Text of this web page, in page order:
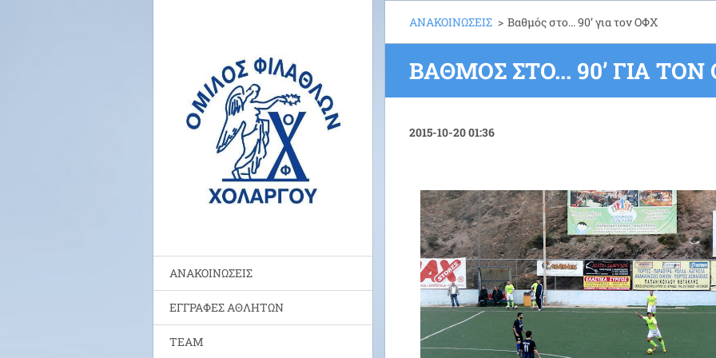
ΑΝΑΚΟΙΝΩΣΕΙΣ
ΕΓΓΡΑΦΕΣ ΑΘΛΗΤΩΝ
TEAM
ΑΝΑΚΟΙΝΩΣΕΙΣ > Βαθμός στο... 90’ για τον ΟΦΧ
ΒΑΘΜΌΣ ΣΤΟ... 90’ ΓΙΑ ΤΟΝ
2015-10-20 01:36